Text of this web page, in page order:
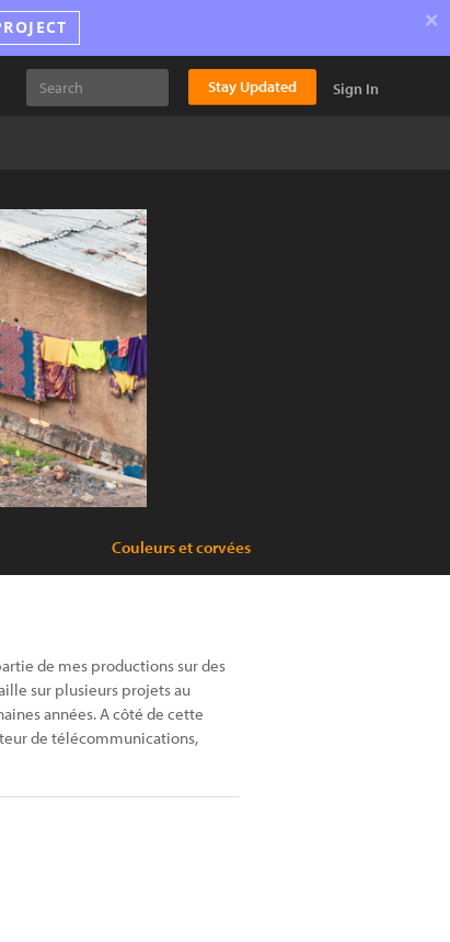
×
Stay Updated Sign In
Couleurs et corvées
de mes productions sur des
sur plusieurs projets au
années. A côté de cette
de télécommunications,